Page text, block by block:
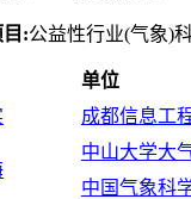
:公益性行业(气象)
单位
成都信息工
中山大学大
中国气象科